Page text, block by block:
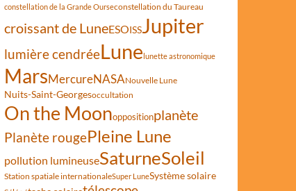
en éruption
constellation de la Grande Ourseconstellation du Taureau
croissant de LuneESOISSJupiter
lumière cendréeLunelunette astronomique
MarsMercureNASANouvelle Lune
Nuits-Saint-Georgesoccultation
On the Moonoppositionplanète
Planète rougePleine Lune
pollution lumineuseSaturneSoleil
Station spatiale internationaleSuper LuneSystème solaire